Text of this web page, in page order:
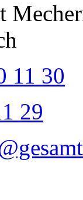
11 30
29